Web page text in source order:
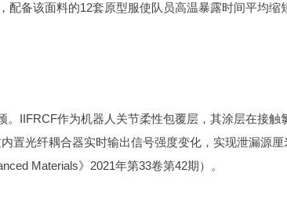
配备该面料的12套原型服使队员高温暴露时间平均缩
IIFRCF作为机器人关节柔性包覆层，其涂层在接触
置光纤耦合器实时输出信号强度变化，实现泄漏源厘
Materials》2021年第33卷第42期）。